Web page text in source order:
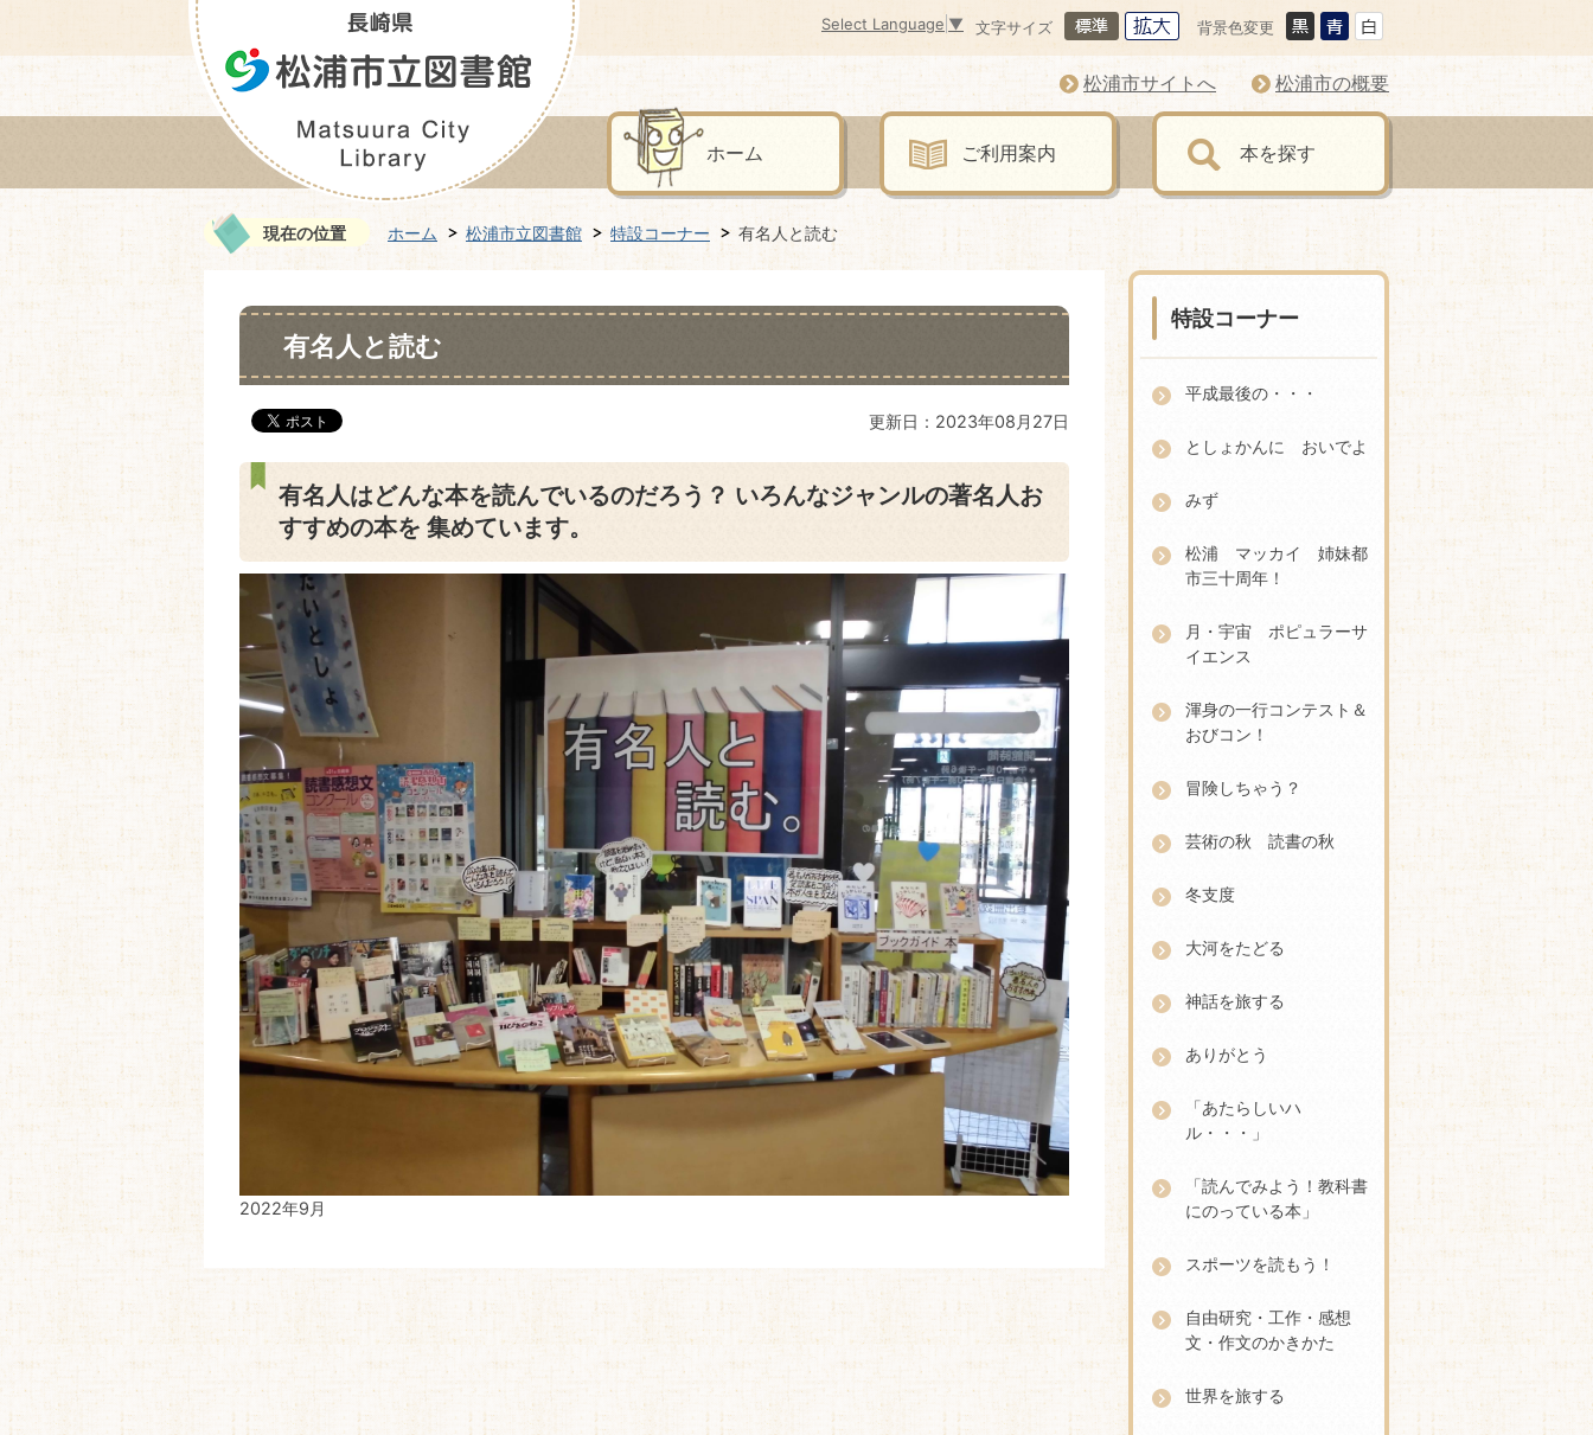
背景色変更
文字サイズ
Select Language ▼
松浦市サイトへ 松浦市の概要
ホーム ご利用案内 本を探す
現在の位置 ホーム 松浦市立図書館 特設コーナー 有名人と読む
有名人と読む
更新日：2023年08月27日
有名人はどんな本を読んでいるのだろう？ いろんなジャンルの著名人お
すすめの本を 集めています。
2022年9月
特設コーナー
平成最後の・・・
としょかんに おいでよ
みず
松浦 マッカイ 姉妹都
市三十周年！
月・宇宙 ポピュラーサ
イエンス
渾身の一行コンテスト＆
おびコン！
冒険しちゃう？
芸術の秋 読書の秋
冬支度
大河をたどる
神話を旅する
ありがとう
「あたらしいハ
ル・・・」
「読んでみよう！教科書
にのっている本」
スポーツを読もう！
自由研究・工作・感想
文・作文のかきかた
世界を旅する